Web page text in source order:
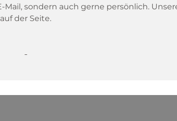
sondern auch gerne persönlich.
auf der Seite.